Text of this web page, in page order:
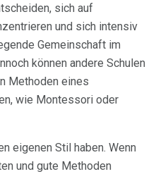
sich auf
und sich intensiv
Gemeinschaft im
können andere Schulen
Methoden eines
wie Montessori oder
eigenen Stil haben. Wenn
und gute Methoden